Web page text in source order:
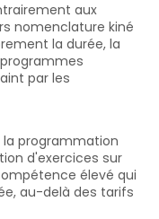
aux
nomenclature kiné
la durée, la
par les
la programmation
d'exercices sur
élevé qui
au-delà des tarifs